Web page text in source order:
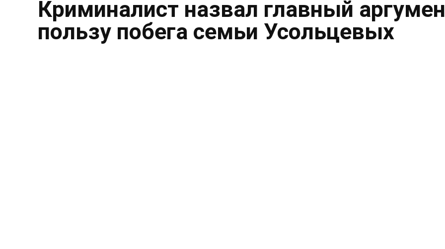
Криминалист назвал главный
пользу побега семьи Усольцевых